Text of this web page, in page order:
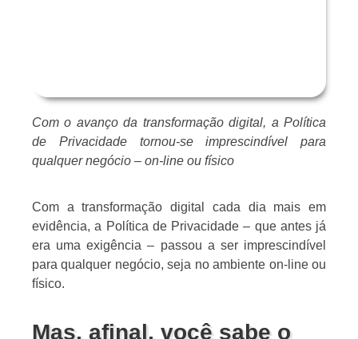
Com o avanço da transformação digital, a Política
de Privacidade tornou-se imprescindível para
qualquer negócio – on-line ou físico
Com a transformação digital cada dia mais em
evidência, a Política de Privacidade – que antes já
era uma exigência – passou a ser imprescindível
para qualquer negócio, seja no ambiente on-line ou
físico.
Mas, afinal, você sabe o